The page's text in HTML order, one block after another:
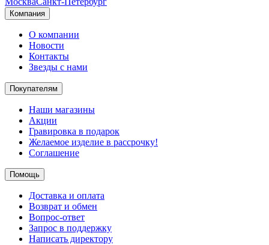
Компания
О компании
Новости
Контакты
Звезды с нами
Покупателям
Наши магазины
Акции
Гравировка в подарок
Желаемое изделие в рассрочку!
Соглашение
Помощь
Доставка и оплата
Возврат и обмен
Вопрос-ответ
Запрос в поддержку
Написать директору